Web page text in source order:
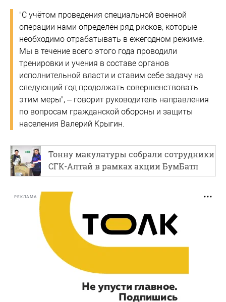
"С учётом проведения специальной военной
операции нами определён ряд рисков, которые
необходимо отрабатывать в ежегодном режиме.
Мы в течение всего этого года проводили
тренировки и учения в составе органов
исполнительной власти и ставим себе задачу на
следующий год продолжать совершенствовать
этим меры", – говорит руководитель направления
по вопросам гражданской обороны и защиты
населения Валерий Крыгин.
Тонну макулатуры собрали сотрудники
СГК-Алтай в рамках акции БумБатл
РЕКЛАМА